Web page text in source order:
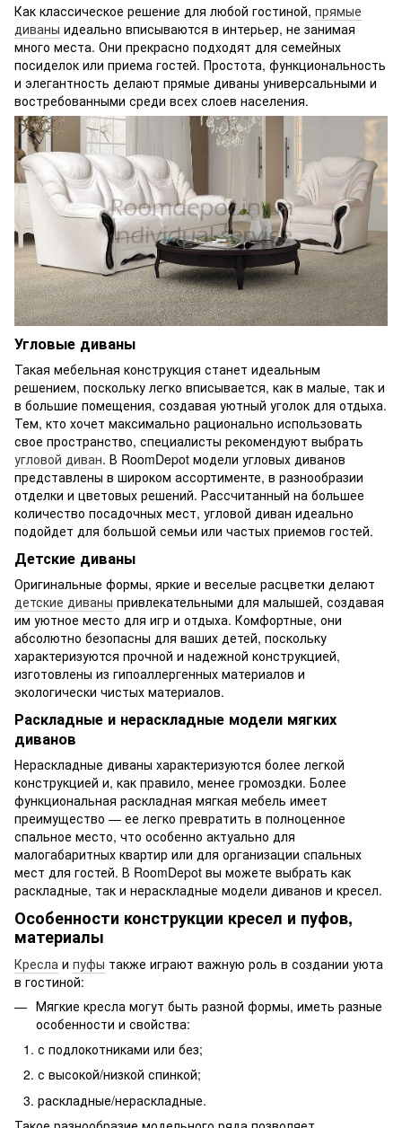
Как классическое решение для любой гостиной, прямые
диваны идеально вписываются в интерьер, не занимая
много места. Они прекрасно подходят для семейных
посиделок или приема гостей. Простота, функциональность
и элегантность делают прямые диваны универсальными и
востребованными среди всех слоев населения.
Угловые диваны
Такая мебельная конструкция станет идеальным
решением, поскольку легко вписывается, как в малые, так и
в большие помещения, создавая уютный уголок для отдыха.
Тем, кто хочет максимально рационально использовать
свое пространство, специалисты рекомендуют выбрать
угловой диван. В RoomDepot модели угловых диванов
представлены в широком ассортименте, в разнообразии
отделки и цветовых решений. Рассчитанный на большее
количество посадочных мест, угловой диван идеально
подойдет для большой семьи или частых приемов гостей.
Детские диваны
Оригинальные формы, яркие и веселые расцветки делают
детские диваны привлекательными для малышей, создавая
им уютное место для игр и отдыха. Комфортные, они
абсолютно безопасны для ваших детей, поскольку
характеризуются прочной и надежной конструкцией,
изготовлены из гипоаллергенных материалов и
экологически чистых материалов.
Раскладные и нераскладные модели мягких
диванов
Нераскладные диваны характеризуются более легкой
конструкцией и, как правило, менее громоздки. Более
функциональная раскладная мягкая мебель имеет
преимущество — ее легко превратить в полноценное
спальное место, что особенно актуально для
малогабаритных квартир или для организации спальных
мест для гостей. В RoomDepot вы можете выбрать как
раскладные, так и нераскладные модели диванов и кресел.
Особенности конструкции кресел и пуфов,
материалы
Кресла и пуфы также играют важную роль в создании уюта
в гостиной:
Мягкие кресла могут быть разной формы, иметь разные
особенности и свойства:
с подлокотниками или без;
с высокой/низкой спинкой;
раскладные/нераскладные.